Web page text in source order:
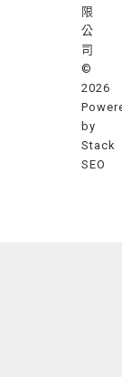
限
公
司
©
2026
by
Stack
SEO